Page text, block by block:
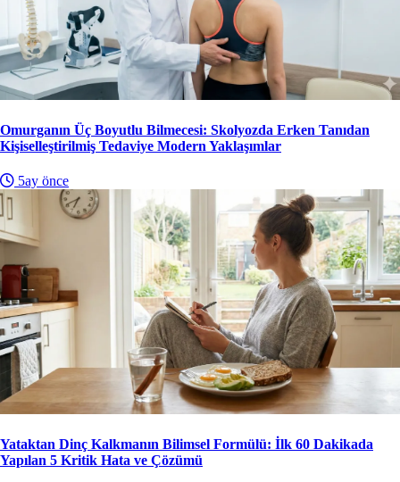
Omurganın Üç Boyutlu Bilmecesi: Skolyozda Erken Tanıdan
Kişiselleştirilmiş Tedaviye Modern Yaklaşımlar
5ay önce
Yataktan Dinç Kalkmanın Bilimsel Formülü: İlk 60 Dakikada
Yapılan 5 Kritik Hata ve Çözümü